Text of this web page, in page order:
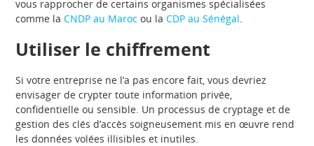
vous rapprocher de certains organismes spécialisées
comme laCNDP au Maroc ou laCDP au Sénégal.
Utiliser le chiffrement
Si votre entreprise ne l’a pas encore fait, vous devriez
envisager de crypter toute information privée,
confidentielle ou sensible. Un processus de cryptage et de
gestion des clés d’accès soigneusement mis en œuvre rend
les données volées illisibles et inutiles.